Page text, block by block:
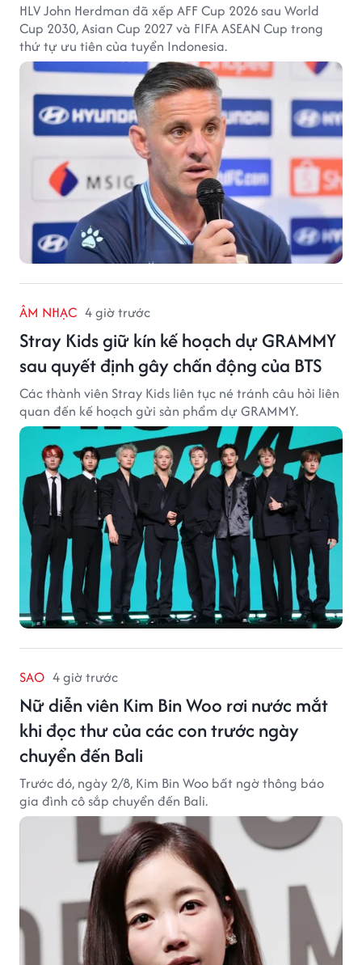
HLV John Herdman đã xếp AFF Cup 2026 sau World
Cup 2030, Asian Cup 2027 và FIFA ASEAN Cup trong
thứ tự ưu tiên của tuyển Indonesia.
ÂM NHẠC 4 giờ trước
Stray Kids giữ kín kế hoạch dự GRAMMY
sau quyết định gây chấn động của BTS
Các thành viên Stray Kids liên tục né tránh câu hỏi liên
quan đến kế hoạch gửi sản phẩm dự GRAMMY.
SAO 4 giờ trước
Nữ diễn viên Kim Bin Woo rơi nước mắt
khi đọc thư của các con trước ngày
chuyển đến Bali
Trước đó, ngày 2/8, Kim Bin Woo bất ngờ thông báo
gia đình cô sắp chuyển đến Bali.